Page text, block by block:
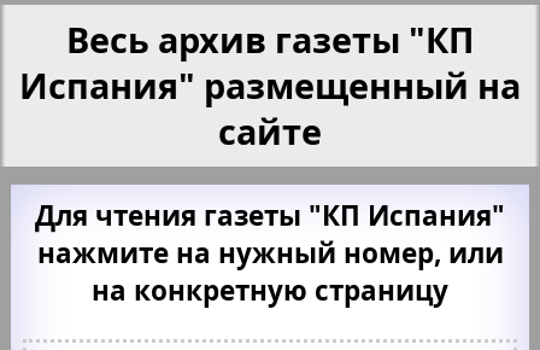
Весь архив газеты "КП
Испания" размещенный на
сайте
Для чтения газеты "КП Испания"
нажмите на нужный номер, или
на конкретную страницу